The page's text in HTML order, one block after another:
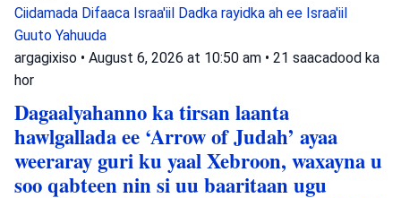
Ciidamada Difaaca Israa'iil Dadka rayidka ah ee Israa'iil
Guuto Yahuuda
argagixiso • August 6, 2026 at 10:50 am • 21 saacadood ka
hor
Dagaalyahanno ka tirsan laanta
hawlgallada ee ‘Arrow of Judah’ ayaa
weeraray guri ku yaal Xebroon, waxayna u
soo qabteen nin si uu baaritaan ugu